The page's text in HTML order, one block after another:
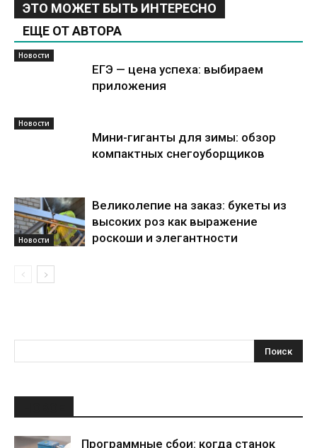
ЭТО МОЖЕТ БЫТЬ ИНТЕРЕСНО
ЕЩЕ ОТ АВТОРА
Новости
ЕГЭ — цена успеха: выбираем
приложения
Новости
Мини-гиганты для зимы: обзор
компактных снегоуборщиков
Новости
Великолепие на заказ: букеты из
высоких роз как выражение
роскоши и элегантности
Программные сбои: когда станок